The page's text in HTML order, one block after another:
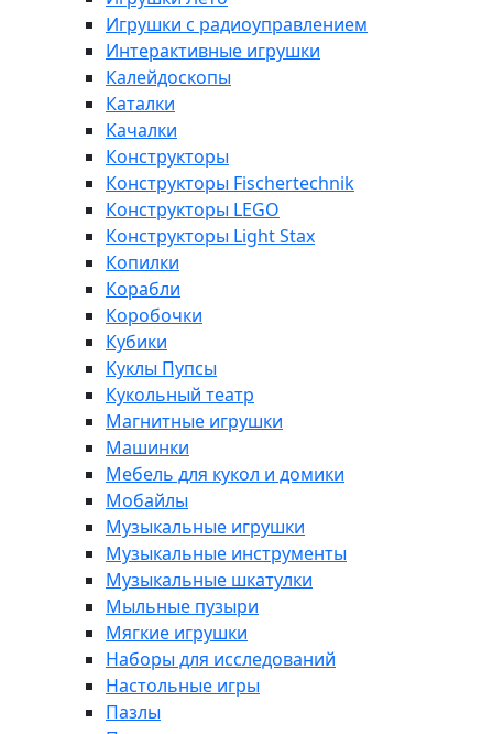
Игрушки с радиоуправлением
Интерактивные игрушки
Калейдоскопы
Каталки
Качалки
Конструкторы
Конструкторы Fisсhertechnik
Конструкторы LEGO
Конструкторы Light Stax
Копилки
Корабли
Коробочки
Кубики
Куклы Пупсы
Кукольный театр
Магнитные игрушки
Машинки
Мебель для кукол и домики
Мобайлы
Музыкальные игрушки
Музыкальные инструменты
Музыкальные шкатулки
Мыльные пузыри
Мягкие игрушки
Наборы для исследований
Настольные игры
Пазлы